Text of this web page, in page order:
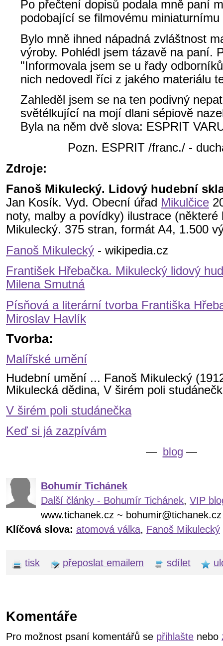
Po přečtení dopisů podala mně paní
podobající se filmovému
Bylo mně ihned nápadná zvláštnost
výroby. Pohlédl jsem tázavě na paní.
"Informovala jsem se u řady
nich nedovedl říci z jakého materiálu
Zahleděl jsem se na ten podivný
světélkující na mojí dlani sépiově
Byla na něm dvě slova: ESPRIT
Pozn. ESPRIT /franc./ -
Zdroje:
Fanoš Mikulecký. Lidový hudební
Jan Kosík. Vyd. Obecní úřad Mikulčice
noty, malby a povídky) ilustrace (některé
Mikulecký. 375 stran, formát A4, 1.500
Fanoš Mikulecký - wikipedia.cz
František Hřebačka. Mikulecký lidový
Milena Smutná
Písňová a literární tvorba Františka
Miroslav Havlík
Tvorba:
Malířské umění
Hudební umění ... Fanoš Mikulecký
Mikulecká dědina, V širém poli
V širém poli studánečka
Keď si já zazpívám
— blog —
Bohumír Tichánek
Další články - Bohumír Tichánek, VIP
www.tichanek.cz ~ bohumir@tichanek.cz
Klíčová slova: atomová válka, Fanoš Mikulecký
tisk přeposlat emailem sdílet
Komentáře
Pro možnost psaní komentářů se přihlašte nebo